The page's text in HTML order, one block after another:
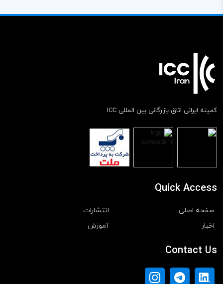
کمیته ایرانی اتاق بازرگانی بین المللی ICC
Quick Access
صفحه اصلی
انتشارات
اخبار
آموزش
Contact Us